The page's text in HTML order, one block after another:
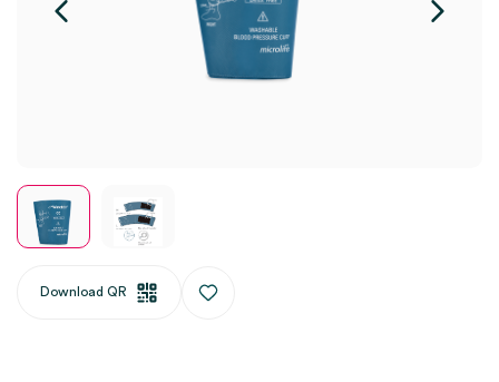
Download QR